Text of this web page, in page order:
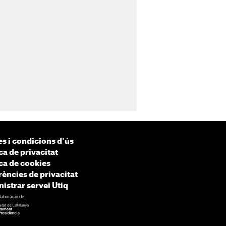
i condicions d'ús
de privacitat
de cookies
de privacitat
servei Utiq
de: